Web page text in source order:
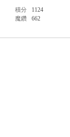
積分 1124
魔鑽 662